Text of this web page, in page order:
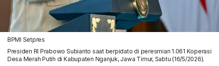
BPMI Setpres
Presiden RI Prabowo Subianto saat berpidato di peresmian 1.061 Koperasi
Desa Merah Putih di Kabupaten Nganjuk, Jawa Timur, Sabtu (16/5/2026).